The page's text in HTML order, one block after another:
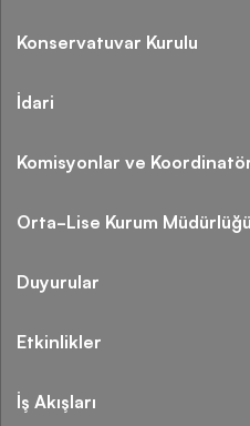
Konservatuvar Kurulu
İdari
Komisyonlar ve
Orta-Lise Kurum Müdürlüğü
Duyurular
Etkinlikler
İş Akışları